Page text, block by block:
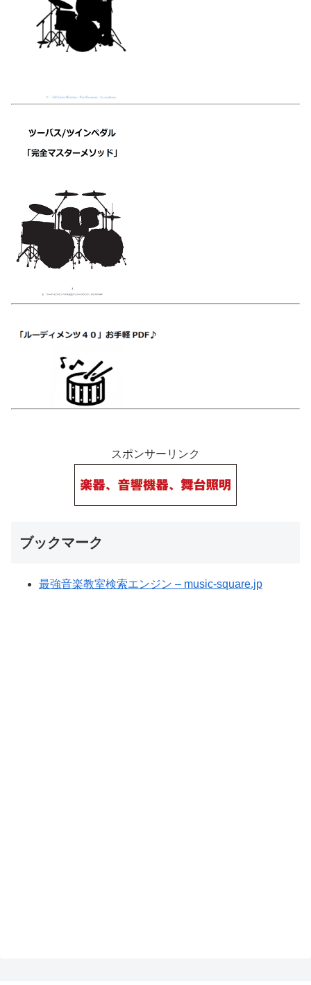
スポンサーリンク
ブックマーク
最強音楽教室検索エンジン – music-square.jp